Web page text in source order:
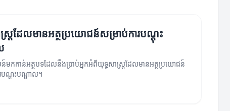
ត្រដែលមានអត្ថប្រយោជន៍សម្រាប់ការបណ្តុះ
មកកាន់អត្ថបទដែលនឹងប្រាប់អ្នកអំពីយុទ្ធសាស្ត្រដែលមានអត្ថប្រយោជន៍
បណ្តុះបណ្តាល។